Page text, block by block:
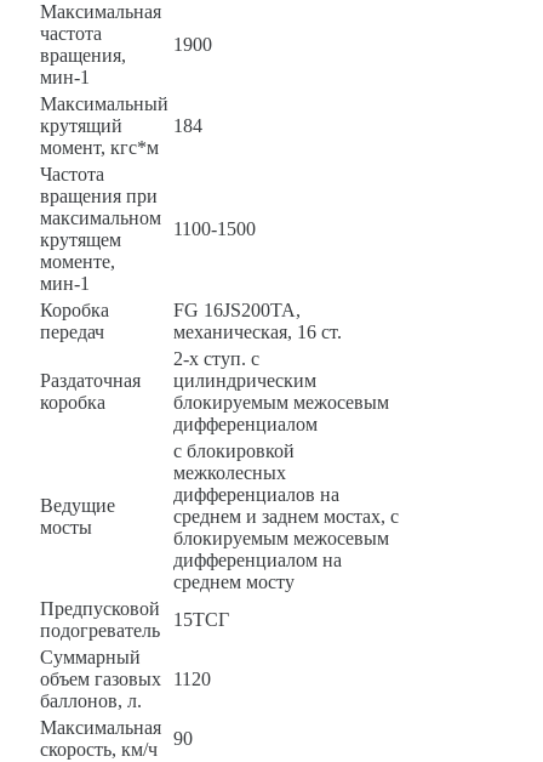
Максимальная
частота
вращения,
мин-1
1900
Максимальный
крутящий
момент, кгс*м
184
Частота
вращения при
максимальном
крутящем
моменте,
мин-1
1100-1500
Коробка
передач
FG 16JS200TA,
механическая, 16 ст.
Раздаточная
коробка
2-х ступ. с
цилиндрическим
блокируемым межосевым
дифференциалом
Ведущие
мосты
с блокировкой
межколесных
дифференциалов на
среднем и заднем мостах, с
блокируемым межосевым
дифференциалом на
среднем мосту
Предпусковой
подогреватель
15ТСГ
Суммарный
объем газовых
баллонов, л.
1120
Максимальная
скорость, км/ч
90